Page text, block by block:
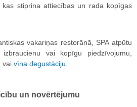
kas stiprina attiecības un rada kopīgas
vakariņas restorānā, SPA atpūtu
vai kopīgu piedzīvojumu,
vai vīna degustāciju.
un novērtējumu